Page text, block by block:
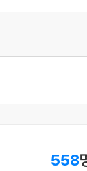
558